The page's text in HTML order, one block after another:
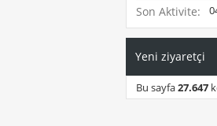
Son Aktivite
Yeni ziyaretçi
Bu sayfa27.647